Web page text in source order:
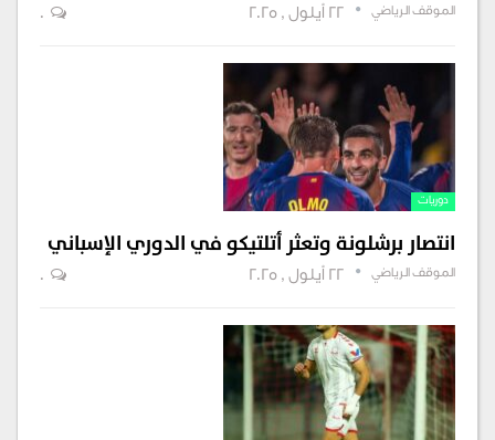
الموقف الرياضي 22 أيلول , 2025 0
دوريات
انتصار برشلونة وتعثر أتلتيكو في الدوري الإسباني
الموقف الرياضي 22 أيلول , 2025 0